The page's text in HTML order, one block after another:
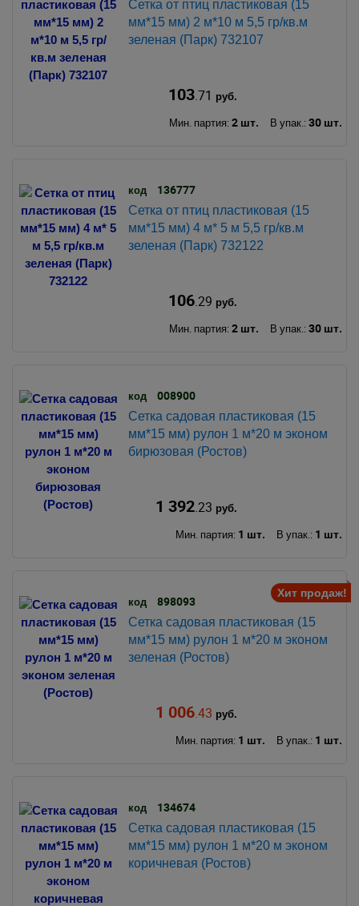
Сетка от птиц пластиковая (15
мм*15 мм) 2 м*10 м 5,5 гр/кв.м
зеленая (Парк) 732107
103.71 руб.
Мин. партия: 2 шт. В упак.: 30 шт.
код 136777
Сетка от птиц пластиковая (15
мм*15 мм) 4 м* 5 м 5,5 гр/кв.м
зеленая (Парк) 732122
106.29 руб.
Мин. партия: 2 шт. В упак.: 30 шт.
код 008900
Сетка садовая пластиковая (15
мм*15 мм) рулон 1 м*20 м эконом
бирюзовая (Ростов)
1 392.23 руб.
Мин. партия: 1 шт. В упак.: 1 шт.
Хит продаж!
код 898093
Сетка садовая пластиковая (15
мм*15 мм) рулон 1 м*20 м эконом
зеленая (Ростов)
1 006.43 руб.
Мин. партия: 1 шт. В упак.: 1 шт.
код 134674
Сетка садовая пластиковая (15
мм*15 мм) рулон 1 м*20 м эконом
коричневая (Ростов)